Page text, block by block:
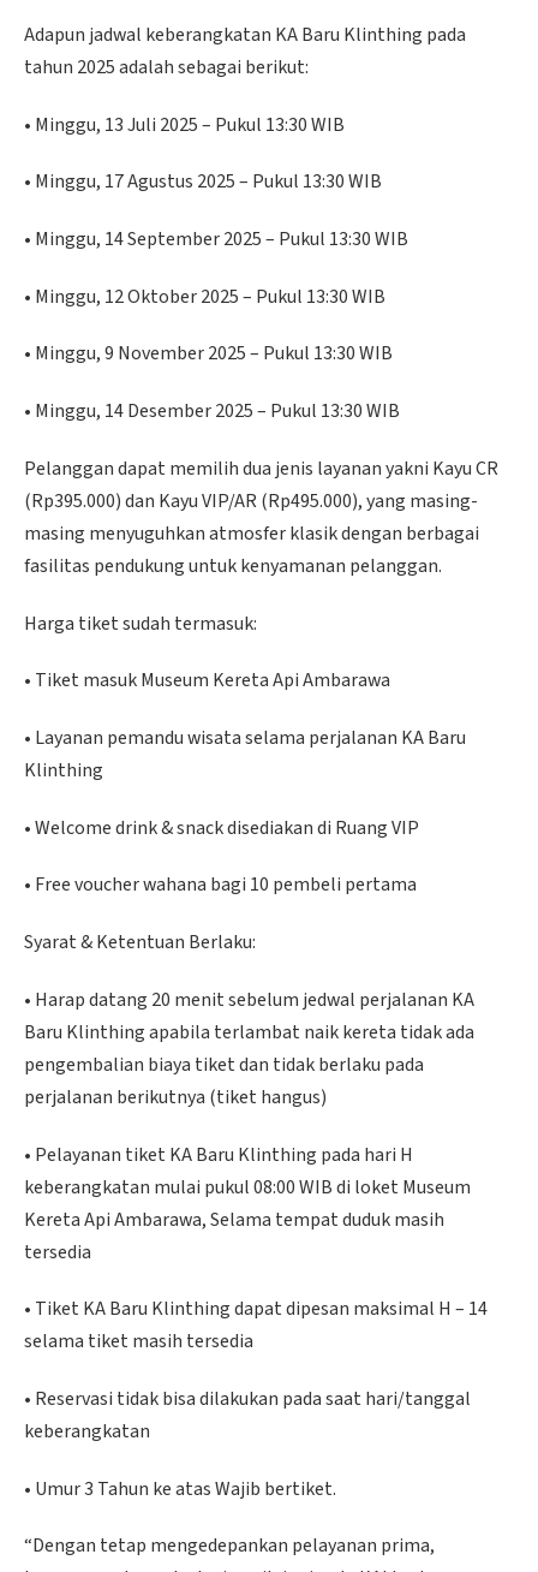
Adapun jadwal keberangkatan KA Baru Klinthing pada
tahun 2025 adalah sebagai berikut:
• Minggu, 13 Juli 2025 – Pukul 13:30 WIB
• Minggu, 17 Agustus 2025 – Pukul 13:30 WIB
• Minggu, 14 September 2025 – Pukul 13:30 WIB
• Minggu, 12 Oktober 2025 – Pukul 13:30 WIB
• Minggu, 9 November 2025 – Pukul 13:30 WIB
• Minggu, 14 Desember 2025 – Pukul 13:30 WIB
Pelanggan dapat memilih dua jenis layanan yakni Kayu CR
(Rp395.000) dan Kayu VIP/AR (Rp495.000), yang masing-
masing menyuguhkan atmosfer klasik dengan berbagai
fasilitas pendukung untuk kenyamanan pelanggan.
Harga tiket sudah termasuk:
• Tiket masuk Museum Kereta Api Ambarawa
• Layanan pemandu wisata selama perjalanan KA Baru
Klinthing
• Welcome drink & snack disediakan di Ruang VIP
• Free voucher wahana bagi 10 pembeli pertama
Syarat & Ketentuan Berlaku:
• Harap datang 20 menit sebelum jedwal perjalanan KA
Baru Klinthing apabila terlambat naik kereta tidak ada
pengembalian biaya tiket dan tidak berlaku pada
perjalanan berikutnya (tiket hangus)
• Pelayanan tiket KA Baru Klinthing pada hari H
keberangkatan mulai pukul 08:00 WIB di loket Museum
Kereta Api Ambarawa, Selama tempat duduk masih
tersedia
• Tiket KA Baru Klinthing dapat dipesan maksimal H – 14
selama tiket masih tersedia
• Reservasi tidak bisa dilakukan pada saat hari/tanggal
keberangkatan
• Umur 3 Tahun ke atas Wajib bertiket.
“Dengan tetap mengedepankan pelayanan prima,